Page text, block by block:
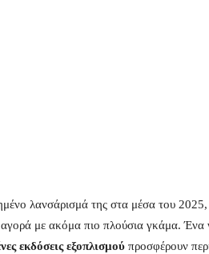
λανσάρισμά της στα μέσα του
με ακόμα πιο πλούσια γκάμα. Ένα
εκδόσεις εξοπλισμού προσφέρουν